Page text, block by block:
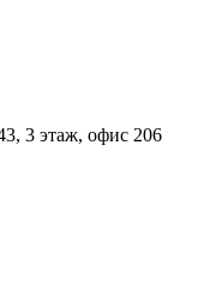
3 этаж, офис 206